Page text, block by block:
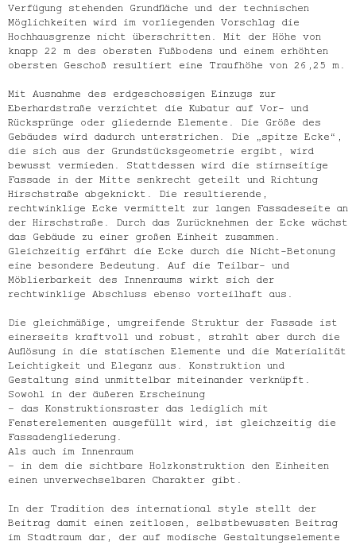
Verfügung stehenden Grundfläche und der technischen
Möglichkeiten wird im vorliegenden Vorschlag die
Hochhausgrenze nicht überschritten. Mit der Höhe von
knapp 22 m des obersten Fußbodens und einem erhöhten
obersten Geschoß resultiert eine Traufhöhe von 26,25 m.
Mit Ausnahme des erdgeschossigen Einzugs zur
Eberhardstraße verzichtet die Kubatur auf Vor- und
Rücksprünge oder gliedernde Elemente. Die Größe des
Gebäudes wird dadurch unterstrichen. Die „spitze Ecke“,
die sich aus der Grundstücksgeometrie ergibt, wird
bewusst vermieden. Stattdessen wird die stirnseitige
Fassade in der Mitte senkrecht geteilt und Richtung
Hirschstraße abgeknickt. Die resultierende,
rechtwinklige Ecke vermittelt zur langen Fassadeseite an
der Hirschstraße. Durch das Zurücknehmen der Ecke wächst
das Gebäude zu einer großen Einheit zusammen.
Gleichzeitig erfährt die Ecke durch die Nicht-Betonung
eine besondere Bedeutung. Auf die Teilbar- und
Möblierbarkeit des Innenraums wirkt sich der
rechtwinklige Abschluss ebenso vorteilhaft aus.
Die gleichmäßige, umgreifende Struktur der Fassade ist
einerseits kraftvoll und robust, strahlt aber durch die
Auflösung in die statischen Elemente und die Materialität
Leichtigkeit und Eleganz aus. Konstruktion und
Gestaltung sind unmittelbar miteinander verknüpft.
Sowohl in der äußeren Erscheinung
– das Konstruktionsraster das lediglich mit
Fensterelementen ausgefüllt wird, ist gleichzeitig die
Fassadengliederung.
Als auch im Innenraum
– in dem die sichtbare Holzkonstruktion den Einheiten
einen unverwechselbaren Charakter gibt.
In der Tradition des international style stellt der
Beitrag damit einen zeitlosen, selbstbewussten Beitrag
im Stadtraum dar, der auf modische Gestaltungselemente